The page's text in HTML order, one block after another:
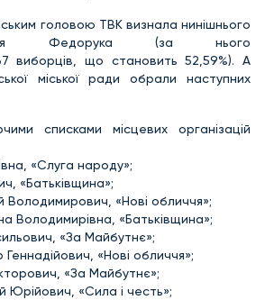
головою ТВК визнала нинішнього
Федорука (за нього
виборців, що становить 52,59%). А
міської ради обрали наступних
списками місцевих організацій
«Слуга народу»;
«Батьківщина»;
Володимирович, «Нові обличчя»;
Володимирівна, «Батьківщина»;
«За Майбутнє»;
«Нові обличчя»;
«За Майбутнє»;
Юрійович, «Сила і честь»;